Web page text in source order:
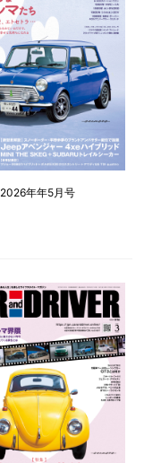
2026年年5月号